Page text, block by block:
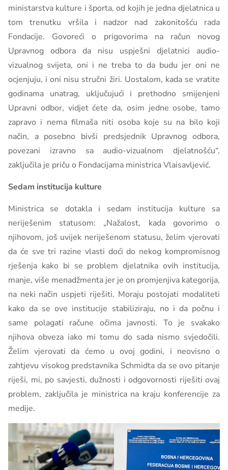
ministarstva kulture i športa, od kojih je jedna djelatnica u
tom trenutku vršila i nadzor nad zakonitošću rada
Fondacije. Govoreći o prigovorima na račun novog
Upravnog odbora da nisu uspješni djelatnici audio-
vizualnog svijeta, oni i ne treba to da budu jer oni ne
ocjenjuju, i oni nisu stručni žiri. Uostalom, kada se vratite
godinama unatrag, uključujući i prethodno smijenjeni
Upravni odbor, vidjet ćete da, osim jedne osobe, tamo
zapravo i nema filmaša niti osoba koje su na bilo koji
način, a posebno bivši predsjednik Upravnog odbora,
povezani izravno sa audio-vizualnom djelatnošću“,
zaključila je priču o Fondacijama ministrica Vlaisavljević.
Sedam institucija kulture
Ministrica se dotakla i sedam institucija kulture sa
neriješenim statusom: „Nažalost, kada govorimo o
njihovom, još uvijek neriješenom statusu, želim vjerovati
da će sve tri razine vlasti doći do nekog kompromisnog
rješenja kako bi se problem djelatnika ovih institucija,
manje, više menadžmenta jer je on promjenjiva kategorija,
na neki način uspjeti riješiti. Moraju postojati modaliteti
kako da se ove institucije stabiliziraju, no i da počnu i
same polagati račune očima javnosti. To je svakako
njihova obveza iako mi tomu do sada nismo svjedočili.
Želim vjerovati da ćemo u ovoj godini, i neovisno o
zahtjevu visokog predstavnika Schmidta da se ovo pitanje
riješi, mi, po savjesti, dužnosti i odgovornosti riješiti ovaj
problem, zaključila je ministrica na kraju konferencije za
medije.